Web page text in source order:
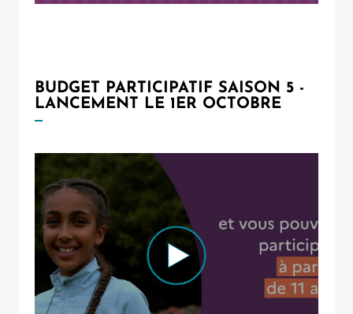
BUDGET PARTICIPATIF SAISON 5 -
LANCEMENT LE 1ER OCTOBRE